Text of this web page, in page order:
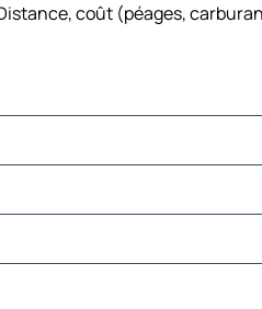
coût (péages,